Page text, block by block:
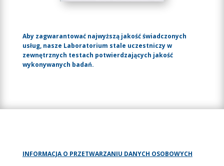
Aby zagwarantować najwyższą jakość świadczonych
usług, nasze Laboratorium stale uczestniczy w
zewnętrznych testach potwierdzających jakość
wykonywanych badań.
INFORMACJA O PRZETWARZANIU DANYCH OSOBOWYCH